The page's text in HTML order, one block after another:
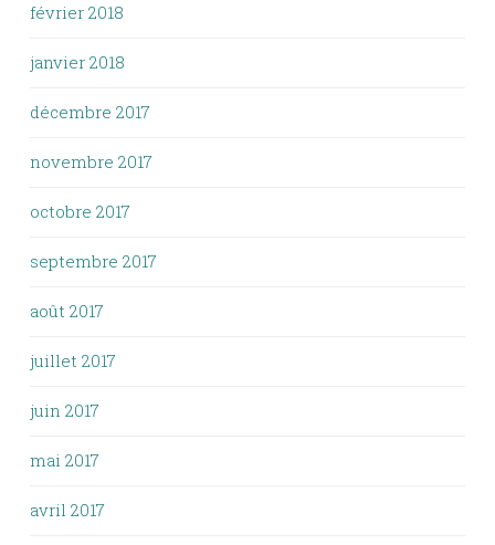
février 2018
janvier 2018
décembre 2017
novembre 2017
octobre 2017
septembre 2017
août 2017
juillet 2017
juin 2017
mai 2017
avril 2017